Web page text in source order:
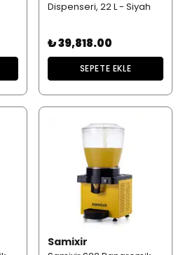
Dispenseri, 22 L - Siyah
₺ 39,818.00
SEPETE EKLE
Samixir